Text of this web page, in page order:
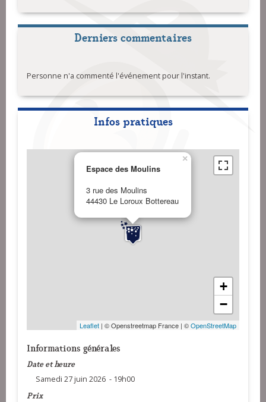
Derniers commentaires
Personne n'a commenté l'événement pour l'instant.
Infos pratiques
Espace des Moulins
3 rue des Moulins
44430 Le Loroux Bottereau
×
+
−
Leaflet | © Openstreetmap France | ©OpenStreetMap
Informations générales
Date et heure
Samedi 27 juin 2026 - 19h00
Prix